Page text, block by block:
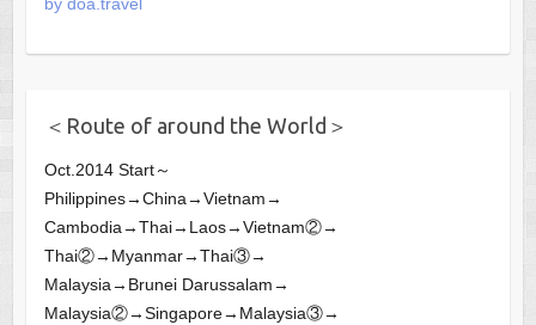
＜Route of around the World＞
Oct.2014 Start～
Philippines→China→Vietnam→
Cambodia→Thai→Laos→Vietnam②→
Thai②→Myanmar→Thai③→
Malaysia→Brunei Darussalam→
Malaysia②→Singapore→Malaysia③→